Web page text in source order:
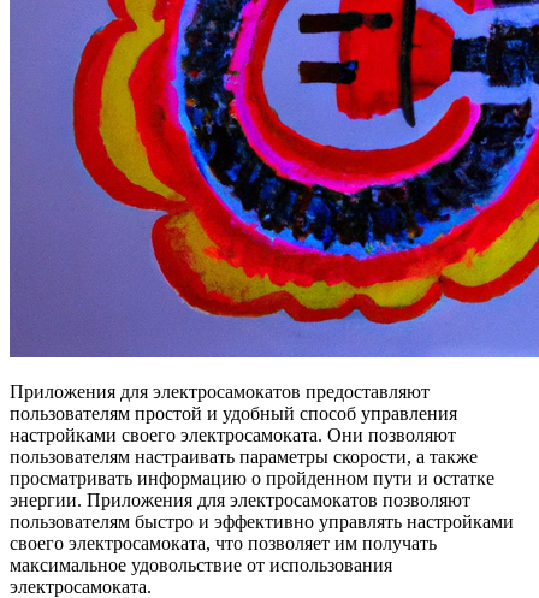
Приложения для электросамокатов предоставляют
пользователям простой и удобный способ управления
настройками своего электросамоката. Они позволяют
пользователям настраивать параметры скорости, а также
просматривать информацию о пройденном пути и остатке
энергии. Приложения для электросамокатов позволяют
пользователям быстро и эффективно управлять настройками
своего электросамоката, что позволяет им получать
максимальное удовольствие от использования
электросамоката.